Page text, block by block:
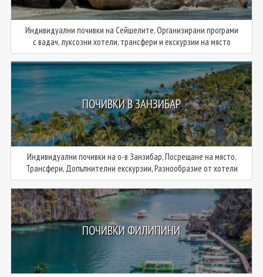
Индивидуални почивки на Сейшелите, Организирани програми
с вадач, луксозни хотели, трансфери и екскурзии на място
ПОЧИВКИ В ЗАНЗИБАР
Индивидуални почивки на о-в Занзибар, Посрещане на място,
Трансфери, Допълнителни екскурзии, Разнообразие от хотели
ПОЧИВКИ ФИЛИПИНИ